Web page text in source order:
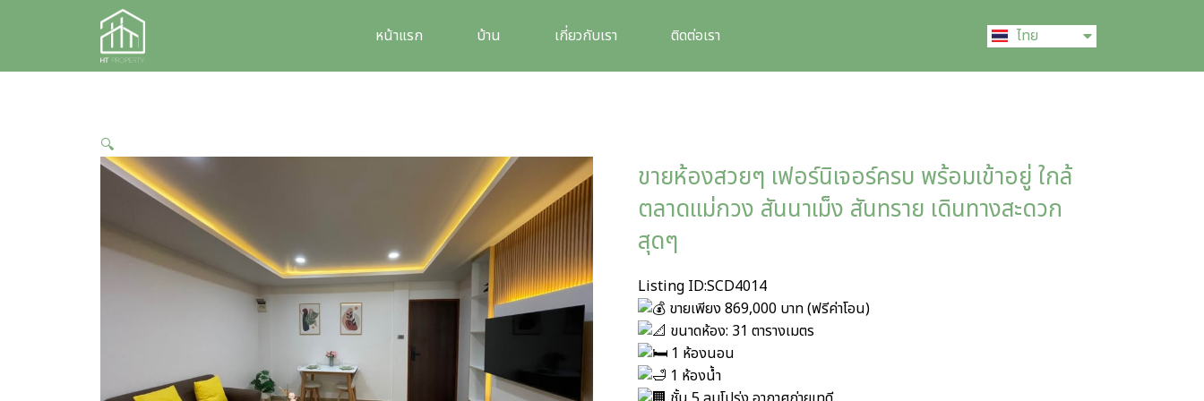
หน้าแรก บ้าน เกี่ยวกับเรา ติดต่อเรา ไทย
中文 (中国)
🔍
ขายห้องสวยๆ เฟอร์นิเจอร์ครบ พร้อมเข้าอยู่ ใกล้
ตลาดแม่กวง สันนาเม็ง สันทราย เดินทางสะดวก
สุดๆ
Listing ID:SCD4014
ขายเพียง 869,000 บาท (ฟรีค่าโอน)
ขนาดห้อง: 31 ตารางเมตร
1 ห้องนอน
1 ห้องน้ำ